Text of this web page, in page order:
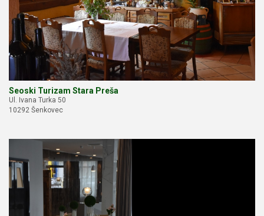
Seoski Turizam Stara Preša
Ul. Ivana Turka 50
10292 Šenkovec